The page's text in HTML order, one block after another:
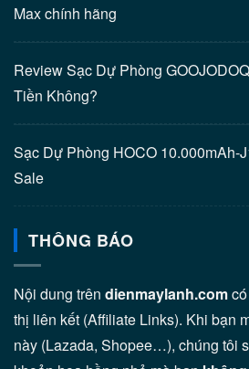
Max chính hãng
Review Sạc Dự Phòng
Tiền Không?
Sạc Dự Phòng HOCO 10.000mAh-
Sale
THÔNG BÁO
Nội dung trên dienmaylanh.com
thị liên kết (Affiliate Links). Khi bạn
này (Lazada, Shopee…), chúng tôi